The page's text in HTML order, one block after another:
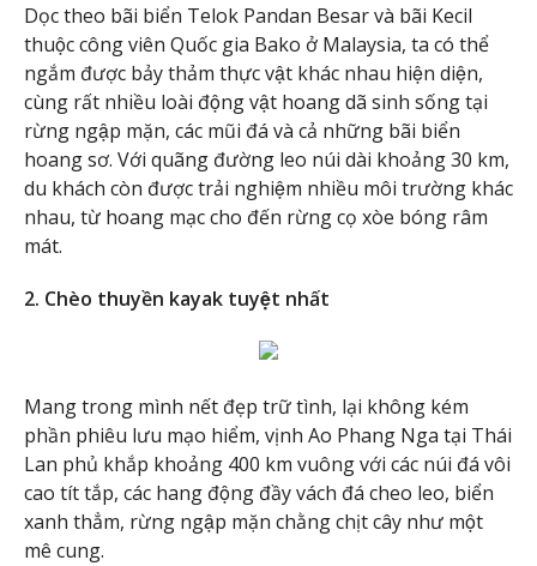
Dọc theo bãi biển Telok Pandan Besar và bãi Kecil
thuộc công viên Quốc gia Bako ở Malaysia, ta có thể
ngắm được bảy thảm thực vật khác nhau hiện diện,
cùng rất nhiều loài động vật hoang dã sinh sống tại
rừng ngập mặn, các mũi đá và cả những bãi biển
hoang sơ. Với quãng đường leo núi dài khoảng 30 km,
du khách còn được trải nghiệm nhiều môi trường khác
nhau, từ hoang mạc cho đến rừng cọ xòe bóng râm
mát.
2. Chèo thuyền kayak tuyệt nhất
Mang trong mình nết đẹp trữ tình, lại không kém
phần phiêu lưu mạo hiểm, vịnh Ao Phang Nga tại Thái
Lan phủ khắp khoảng 400 km vuông với các núi đá vôi
cao tít tắp, các hang động đầy vách đá cheo leo, biển
xanh thẳm, rừng ngập mặn chằng chịt cây như một
mê cung.